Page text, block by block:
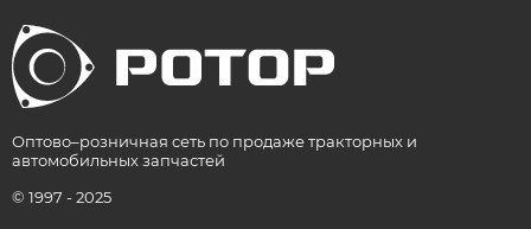
Оптово–розничная сеть по продаже тракторных и
автомобильных запчастей
© 1997 - 2025